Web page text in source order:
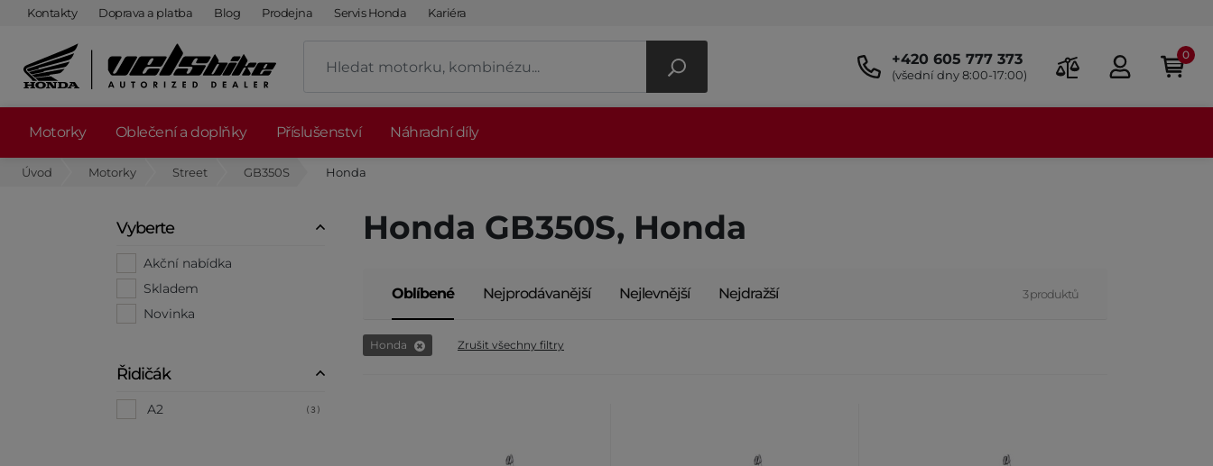
Kontakty Doprava a platba Blog Prodejna Servis Honda Kariéra
+420 605 777 373
(všední dny 8:00-17:00)
0
Motorky Oblečení a doplňky Příslušenství Náhradní díly
Úvod Motorky Street GB350S Honda
Vyberte
Akční nabídka
Skladem
Novinka
Řidičák
A2 (3)
Honda GB350S, Honda
Oblíbené Nejprodávanější Nejlevnější Nejdražší 3 produktů
Honda Zrušit všechny filtry